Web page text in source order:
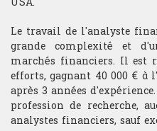
Hardware & Finance
Finance
Optimisation de
Le travail de l'analyste
grande complexité et
marchés financiers. Il est
efforts, gagnant 40 000 € à
après 3 années
profession de recherche,
analystes financiers, sauf